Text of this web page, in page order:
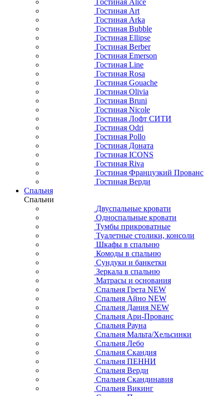
Гостиная Art
Гостиная Arka
Гостиная Bubble
Гостиная Ellipse
Гостиная Berber
Гостиная Emerson
Гостиная Line
Гостиная Rosa
Гостиная Gouache
Гостиная Olivia
Гостиная Bruni
Гостиная Nicole
Гостиная Лофт СИТИ
Гостиная Odri
Гостиная Pollo
Гостиная Доната
Гостиная ICONS
Гостиная Riva
Гостиная Французкий Прованс
Гостиная Верди
Спальня
Спальни
Двуспальные кровати
Односпальные кровати
Тумбы прикроватные
Туалетные столики, консоли
Шкафы в спальню
Комоды в спальню
Сундуки и банкетки
Зеркала в спальню
Матрасы и основания
Спальня Грета NEW
Спальня Айно NEW
Спальня Дания NEW
Спальня Ари-Прованс
Спальня Рауна
Спальня Мальта/Хельсинки
Спальня Лебо
Спальня Скандия
Спальня ПЕННИ
Спальня Верди
Спальня Скандинавия
Спальня Викинг